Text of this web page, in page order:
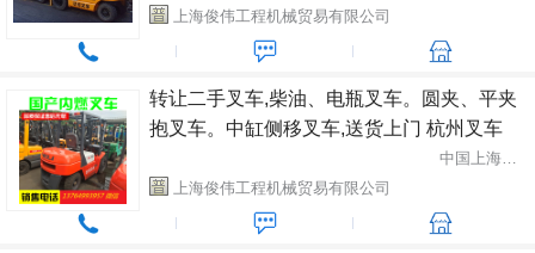
上海俊伟工程机械贸易有限公司
转让二手叉车,柴油、电瓶叉车。圆夹、平夹
抱叉车。中缸侧移叉车,送货上门 杭州叉车
中国上海市闵行区
上海俊伟工程机械贸易有限公司